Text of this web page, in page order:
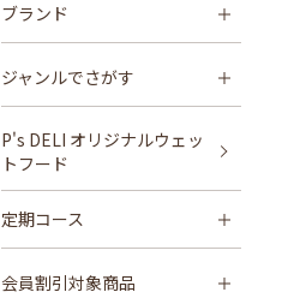
ブランド
ジャンルでさがす
P's DELI オリジナルウェッ
トフード
定期コース
会員割引対象商品